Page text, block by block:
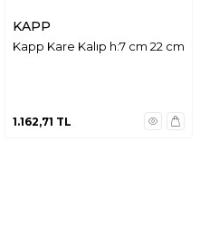
KAPP
Kapp Kare Kalıp h:7 cm 22 cm
1.162,71 TL